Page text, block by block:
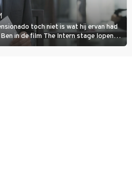
toch niet is wat hij ervan had
in de film The Intern stage lopen
wat een gouden zet blijkt te zijn.